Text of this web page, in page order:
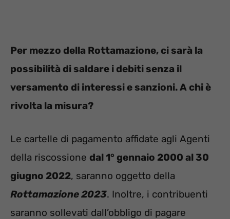
Per mezzo della Rottamazione, ci sarà la
possibilità di saldare i debiti senza il
versamento di interessi e sanzioni. A chi è
rivolta la misura?
Le cartelle di pagamento affidate agli Agenti
della riscossione dal 1° gennaio 2000 al 30
giugno 2022, saranno oggetto della
Rottamazione 2023. Inoltre, i contribuenti
saranno sollevati dall’obbligo di pagare